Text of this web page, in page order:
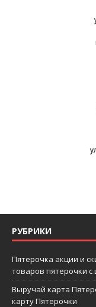
РУБРИКИ
Пятерочка акции и
товаров пятерочки с
Выручай карта
карту Пятерочки